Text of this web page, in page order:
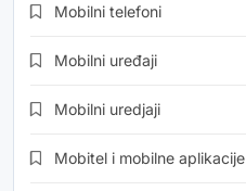
Mobilni telefoni
Mobilni uređaji
Mobilni uredjaji
Mobitel i mobilne aplikacije